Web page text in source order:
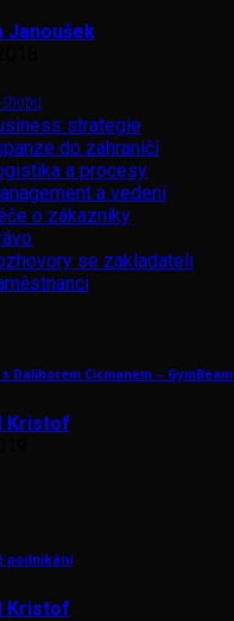
Janoušek
shopu
strategie
do zahraničí
a procesy
a vedení
o zákazníky
se zakladateli
Daliborem Cicmanem – GymBeam
Kristof
podnikání
Kristof